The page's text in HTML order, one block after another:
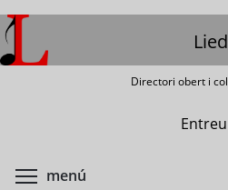
Vés
al
contingut
Directori obert i
Entreu
menú